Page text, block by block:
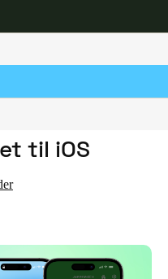
og sprog
America Caribbean -
SALTO JUSTIN MOBILE UDVIDER NFC-FUNKTIONALITET TIL IOS
udvider
til iOS